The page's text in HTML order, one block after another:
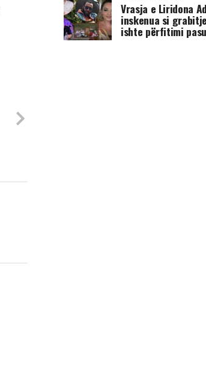
Vrasja e Liridona
inskenua si
ishte përfitimi